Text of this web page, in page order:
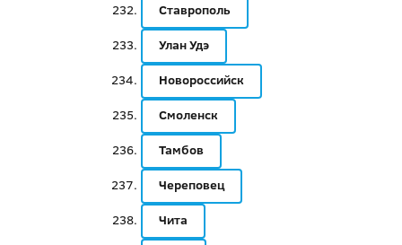
Ставрополь
Улан Удэ
Новороссийск
Смоленск
Тамбов
Череповец
Чита